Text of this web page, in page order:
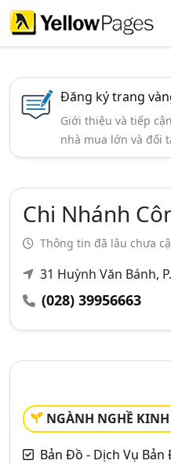
Đăng ký trang
Giới thiệu và tiếp
nhà mua lớn và đối
Chi Nhánh
Thông tin đã lâu chưa
31 Huỳnh Văn Bánh,
(028) 39956663
NGÀNH NGHỀ
Bản Đồ - Dịch Vụ Bản